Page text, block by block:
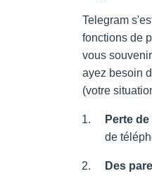
Telegram
fonctions de
vous
ayez besoin
(votre
Perte
de
Des